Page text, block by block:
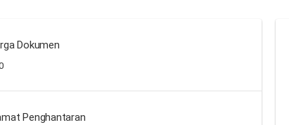
Dokumen
Penghantaran